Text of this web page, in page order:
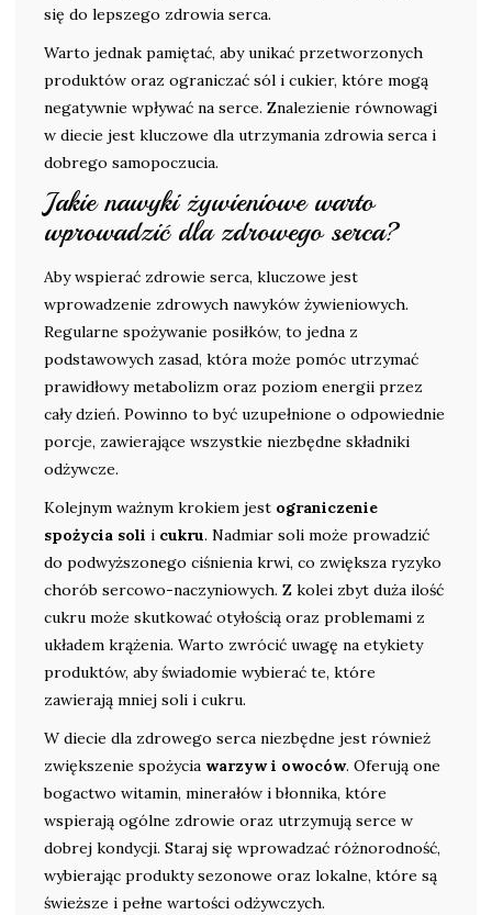
się do lepszego zdrowia serca.
Warto jednak pamiętać, aby unikać przetworzonych
produktów oraz ograniczać sól i cukier, które mogą
negatywnie wpływać na serce. Znalezienie równowagi
w diecie jest kluczowe dla utrzymania zdrowia serca i
dobrego samopoczucia.
Jakie nawyki żywieniowe warto
wprowadzić dla zdrowego serca?
Aby wspierać zdrowie serca, kluczowe jest
wprowadzenie zdrowych nawyków żywieniowych.
Regularne spożywanie posiłków, to jedna z
podstawowych zasad, która może pomóc utrzymać
prawidłowy metabolizm oraz poziom energii przez
cały dzień. Powinno to być uzupełnione o odpowiednie
porcje, zawierające wszystkie niezbędne składniki
odżywcze.
Kolejnym ważnym krokiem jest ograniczenie
spożycia soli i cukru. Nadmiar soli może prowadzić
do podwyższonego ciśnienia krwi, co zwiększa ryzyko
chorób sercowo-naczyniowych. Z kolei zbyt duża ilość
cukru może skutkować otyłością oraz problemami z
układem krążenia. Warto zwrócić uwagę na etykiety
produktów, aby świadomie wybierać te, które
zawierają mniej soli i cukru.
W diecie dla zdrowego serca niezbędne jest również
zwiększenie spożycia warzyw i owoców. Oferują one
bogactwo witamin, minerałów i błonnika, które
wspierają ogólne zdrowie oraz utrzymują serce w
dobrej kondycji. Staraj się wprowadzać różnorodność,
wybierając produkty sezonowe oraz lokalne, które są
świeższe i pełne wartości odżywczych.